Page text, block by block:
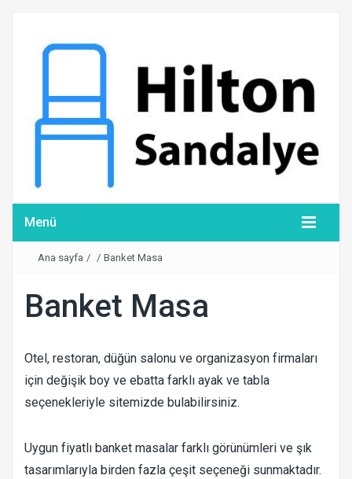
Menü
Ana sayfa / / Banket Masa
Banket Masa
Otel, restoran, düğün salonu ve organizasyon firmaları
için değişik boy ve ebatta farklı ayak ve tabla
seçenekleriyle sitemizde bulabilirsiniz.
Uygun fiyatlı banket masalar farklı görünümleri ve şık
tasarımlarıyla birden fazla çeşit seçeneği sunmaktadır.